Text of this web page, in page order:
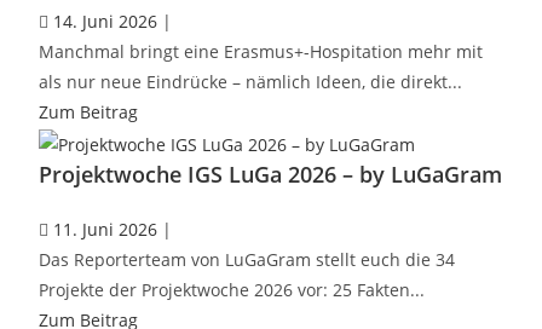
14. Juni 2026 |
Manchmal bringt eine Erasmus+-Hospitation mehr mit
als nur neue Eindrücke – nämlich Ideen, die direkt...
Zum Beitrag
Projektwoche IGS LuGa 2026 – by LuGaGram
11. Juni 2026 |
Das Reporterteam von LuGaGram stellt euch die 34
Projekte der Projektwoche 2026 vor: 25 Fakten...
Zum Beitrag